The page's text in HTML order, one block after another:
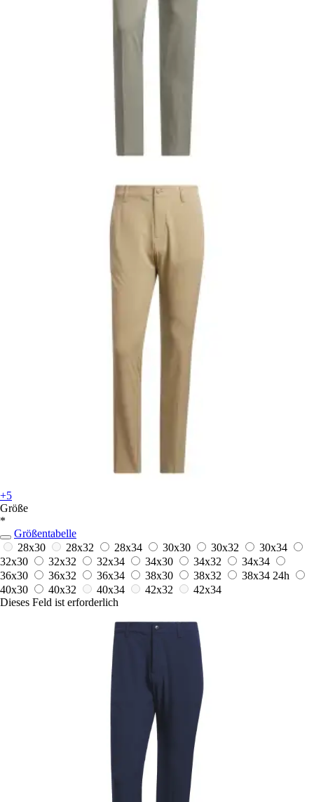
+5
Größe
*
Größentabelle
28x30
28x32 28x34 30x30 30x32
30x34
32x30
32x32 32x34 34x30 34x32
34x34
36x30
36x32 36x34 38x30 38x32 38x34 24h
40x30
40x32 40x34 42x32
42x34
Dieses Feld ist erforderlich